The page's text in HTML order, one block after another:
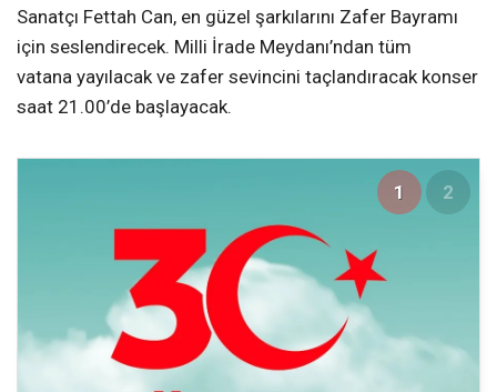
Sanatçı Fettah Can, en güzel şarkılarını Zafer Bayramı
için seslendirecek. Milli İrade Meydanı’ndan tüm
vatana yayılacak ve zafer sevincini taçlandıracak konser
saat 21.00’de başlayacak.
1 2